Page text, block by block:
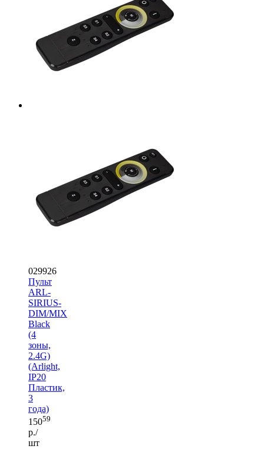
029926
Пульт
ARL-
SIRIUS-
DIM/MIX
Black
(4
зоны,
2.4G)
(Arlight,
IP20
Пластик,
3
года)
15059
р./
шт